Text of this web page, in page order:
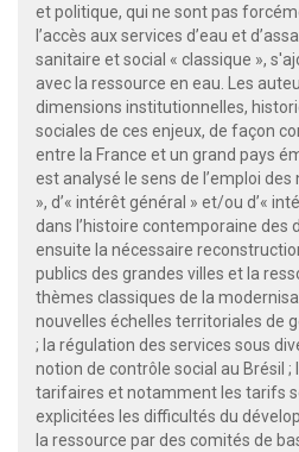
et politique, qui ne sont pas
l’accès aux services d’eau et
sanitaire et social « classique »,
avec la ressource en eau. Les
dimensions institutionnelles,
sociales de ces enjeux, de façon
entre la France et un grand pays
est analysé le sens de l’emploi
», d’« intérêt général » et/ou d’«
dans l’histoire contemporaine des
ensuite la nécessaire
publics des grandes villes et la
thèmes classiques de la
nouvelles échelles territoriales de
; la régulation des services sous
notion de contrôle social au Brésil
tarifaires et notamment les tarifs
explicitées les difficultés du
la ressource par des comités de